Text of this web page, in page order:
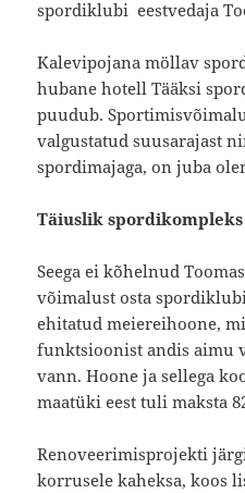
spordiklubi eestvedaja
Kalevipojana möllav
hubane hotell Tääksi
puudub.
valgustatud suusarajast
spordimajaga, on juba
Täiuslik spordikompleks
Seega ei kõhelnud
võimalust osta
ehitatud meiereihoone,
funktsioonist andis aimu
vann. Hoone ja sellega
maatüki eest tuli maksta
Renoveerimisprojekti
korrusele kaheksa, koos